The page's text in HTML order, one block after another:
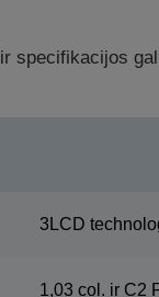
specifikacijos
3LCD
1,03 col. ir C2